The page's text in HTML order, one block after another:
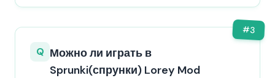
#3
Q Можно ли играть в
Sprunki(спрунки) Lorey Mod